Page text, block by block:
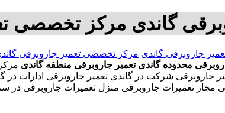
گاندی مرکز تخصصی
جاروبرقی گاندی مرکز تخصصی تعمیر جاروبرقی
محدوده گاندی تعمیر جاروبرقی منطقه گاندی
شرکت در گاندی تعمیر جاروبرقی ادارات در
مجاز تعمیرات جاروبرقی منزل تعمیرات